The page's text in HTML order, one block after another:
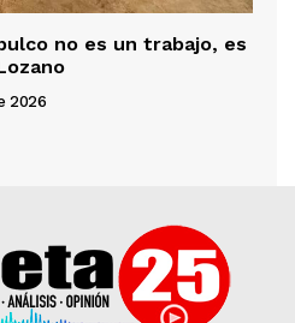
no es un trabajo, es
2026